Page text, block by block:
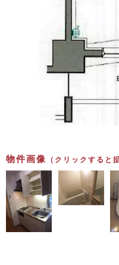
物件画像 （クリックすると